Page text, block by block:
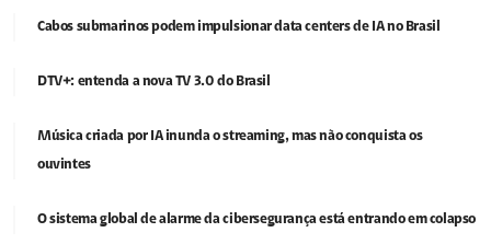
Cabos submarinos podem impulsionar data centers de IA no Brasil
DTV+: entenda a nova TV 3.0 do Brasil
Música criada por IA inunda o streaming, mas não conquista os
ouvintes
O sistema global de alarme da cibersegurança está entrando em colapso